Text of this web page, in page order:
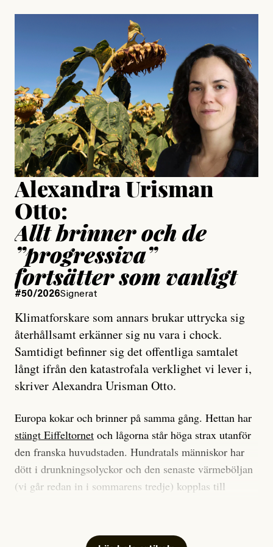
Jonas Lundström
Publicerad24 July, 2026
#23/2026
Jesper Lundby: ”Livet i sig
är ganska politiskt”
Jesper Lundby
Publicerad15 July, 2026
Uppdaterad15 July, 2026
Alexandra Urisman
Otto:
Allt brinner och de
”progressiva”
fortsätter som vanligt
#50/2026Signerat
Klimatforskare som annars brukar uttrycka sig
återhållsamt erkänner sig nu vara i chock.
Samtidigt befinner sig det offentliga samtalet
långt ifrån den katastrofala verklighet vi lever i,
skriver Alexandra Urisman Otto.
Europa kokar och brinner på samma gång. Hettan har
stängt Eiffeltornet och lågorna står höga strax utanför
den franska huvudstaden. Hundratals människor har
dött i drunkningsolyckor och den senaste värmeböljan
(vi går redan in i sommarens tredje) kopplas till
Har du också panik i hettan? Känns det som en